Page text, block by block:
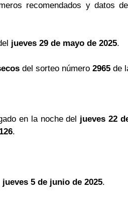
recomendados y datos
jueves 29 de mayo de 2025.
del sorteo número 2965 de
en la noche del jueves 22
.
jueves 5 de junio de 2025.